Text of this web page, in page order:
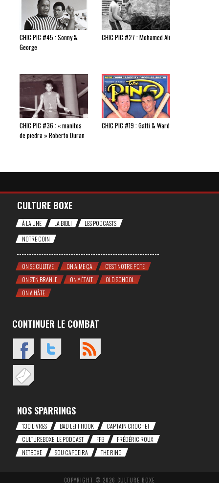
CHIC PIC #45 : Sonny &
George
CHIC PIC #27 : Mohamed Ali
CHIC PIC #36 : « manitos
de piedra » Roberto Duran
CHIC PIC #19 : Gatti & Ward
CULTURE BOXE
À LA UNE LA BIBLI
LES PODCASTS
NOTRE COIN
ON SE CULTIVE ON AIME ÇA
C'EST NOTRE POTE
ON S'EN BRANLE
ON Y ÉTAIT
OLD SCHOOL
ON A HÂTE
CONTINUER LE COMBAT
NOS SPARRINGS
130 LIVRES BAD LEFT HOOK
CAP'TAIN CROCHET
CULTUREBOXE, LE PODCAST
FFB
FRÉDÉRIC ROUX
NETBOXE
SOU CAPOEIRA THE RING
COPYRIGHT © 2026 CULTURE BOXE